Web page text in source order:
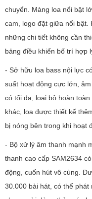
chuyển. Màng loa nổi bật
cam, logo đặt giữa nổi bật.
những chi tiết không cần
bảng điều khiển bố trí hợp
- Sở hữu loa bass nội lực
suất hoạt động cực lớn,
có tối đa, loại bỏ hoàn
khác, loa được thiết kế
bị nóng bên trong khi hoạt
- Bộ xử lý âm thanh mạnh
thanh cao cấp SAM2634
động, cuốn hút vô cùng.
30.000 bài hát, có thể